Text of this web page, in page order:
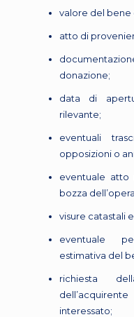
valore del bene
atto di
donazione;
data di
rilevante;
eventuali
opposizioni o
eventuale atto
bozza
visure catastali
eventuale
estimativa del
richiesta
interessato;